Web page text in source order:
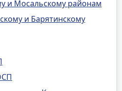
и Мосальскому районам
и Барятинскому